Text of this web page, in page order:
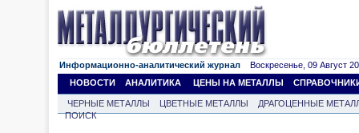
Информационно-аналитический журнал Воскресенье, 09 Август
НОВОСТИ
АНАЛИТИКА ЦЕНЫ НА МЕТАЛЛЫ
ЧЕРНЫЕ МЕТАЛЛЫ ЦВЕТНЫЕ МЕТАЛЛЫ
ДРАГОЦЕННЫЕ
ПОИСК